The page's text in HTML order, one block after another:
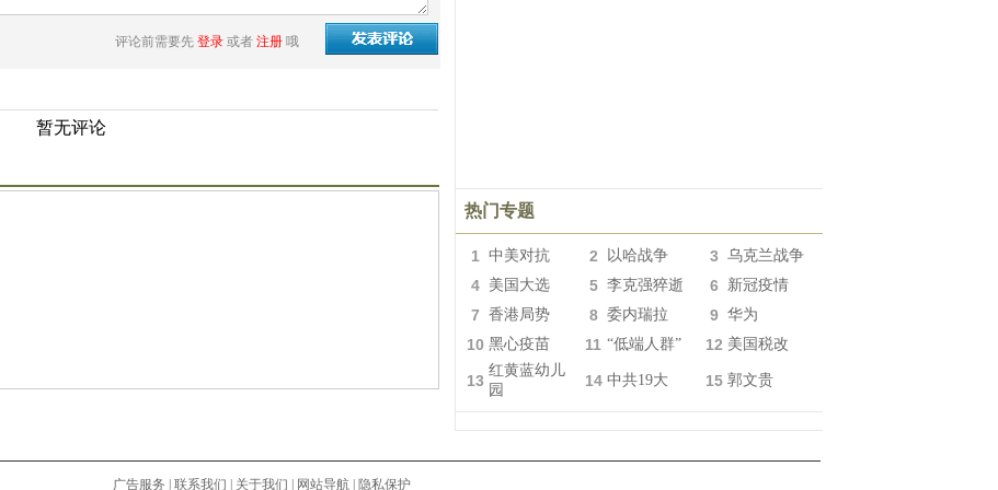
评论前需要先 登录 或者 注册 哦
暂无评论
热门专题
1 中美对抗 2 以哈战争 3 乌克兰战争
4 美国大选 5 李克强猝逝 6 新冠疫情
7 香港局势 8 委内瑞拉 9 华为
10 黑心疫苗 11 “低端人群” 12 美国税改
13
红黄蓝幼儿
园
14 中共19大 15 郭文贵
广告服务 联系我们 关于我们 网站导航 隐私保护